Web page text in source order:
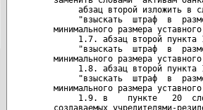
абзац второй изложить в
"взыскать  штраф  в
минимального размера
1.7. абзац второй пункта
"взыскать  штраф  в
минимального размера
1.8. абзац второй пункта
"взыскать  штраф  в
минимального размера
1.9. в    пункте   20
создаваемых учредителями-